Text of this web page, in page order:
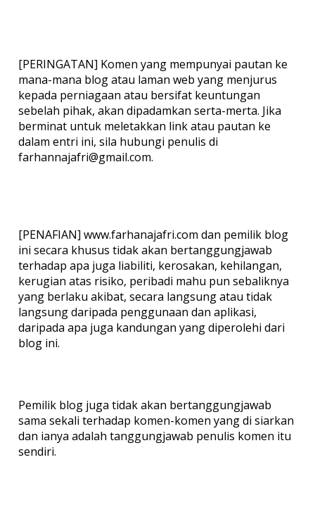
[PERINGATAN] Komen yang mempunyai pautan ke
mana-mana blog atau laman web yang menjurus
kepada perniagaan atau bersifat keuntungan
sebelah pihak, akan dipadamkan serta-merta. Jika
berminat untuk meletakkan link atau pautan ke
dalam entri ini, sila hubungi penulis di
farhannajafri@gmail.com.
[PENAFIAN] www.farhanajafri.com dan pemilik blog
ini secara khusus tidak akan bertanggungjawab
terhadap apa juga liabiliti, kerosakan, kehilangan,
kerugian atas risiko, peribadi mahu pun sebaliknya
yang berlaku akibat, secara langsung atau tidak
langsung daripada penggunaan dan aplikasi,
daripada apa juga kandungan yang diperolehi dari
blog ini.
Pemilik blog juga tidak akan bertanggungjawab
sama sekali terhadap komen-komen yang di siarkan
dan ianya adalah tanggungjawab penulis komen itu
sendiri.